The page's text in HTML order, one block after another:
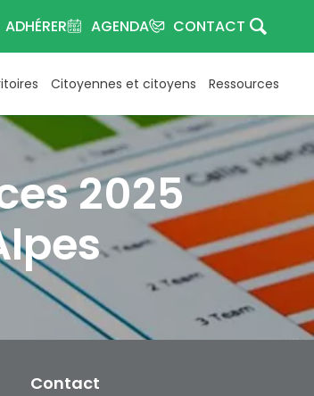
ADHÉRER AGENDA CONTACT
Citoyennes et citoyens Ressources
2025
Contact